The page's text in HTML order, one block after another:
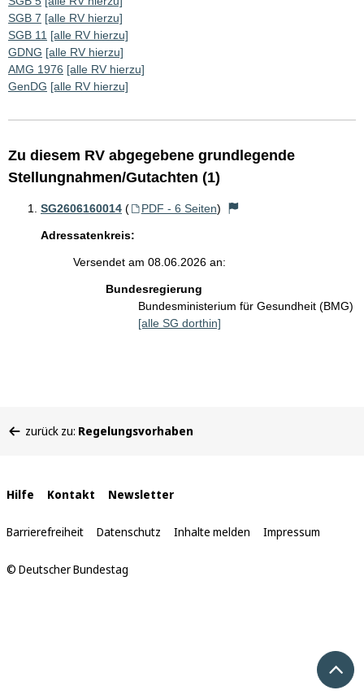
SGB 7 [alle RV hierzu]
SGB 11 [alle RV hierzu]
GDNG [alle RV hierzu]
AMG 1976 [alle RV hierzu]
GenDG [alle RV hierzu]
Zu diesem RV abgegebene grundlegende
Stellungnahmen/Gutachten (1)
SG2606160014 ( PDF - 6 Seiten)
Adressatenkreis:
Versendet am 08.06.2026 an:
Bundesregierung
Bundesministerium für Gesundheit (BMG)
[alle SG dorthin]
befinden
zurück zu: Regelungsvorhaben
Interne
Links
Hilfe Kontakt Newsletter
Barrierefreiheit Datenschutz Inhalte melden Impressum
© Deutscher Bundestag